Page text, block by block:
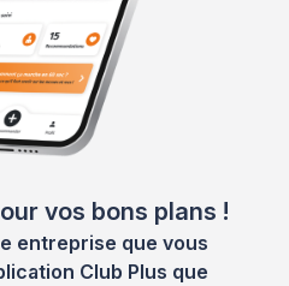
vos bons plans !
entreprise que vous
Club Plus que